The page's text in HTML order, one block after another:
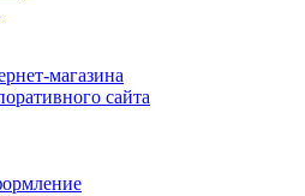
магазина
сайта